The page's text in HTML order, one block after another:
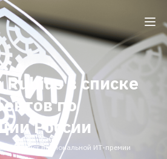
Rubius в списке
по
России
шорт-лист национальной ИТ-премии